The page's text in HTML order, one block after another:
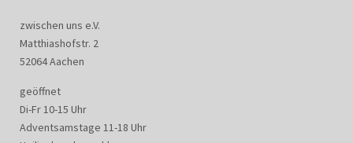
zwischen uns e.V.
Matthiashofstr. 2
52064 Aachen
geöffnet
Di-Fr 10-15 Uhr
Adventsamstage 11-18 Uhr